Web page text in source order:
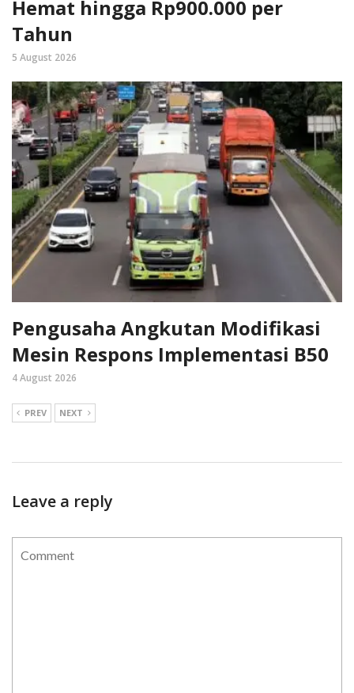
Hemat hingga Rp900.000 per
Tahun
5 August 2026
Pengusaha Angkutan Modifikasi
Mesin Respons Implementasi B50
4 August 2026
PREV NEXT
Leave a reply